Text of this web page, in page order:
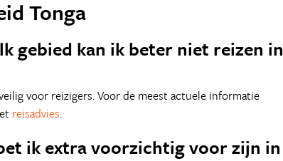
Tonga
gebied kan ik beter niet reizen in
voor reizigers. Voor de meest actuele informatie
reisadvies.
ik extra voorzichtig voor zijn in